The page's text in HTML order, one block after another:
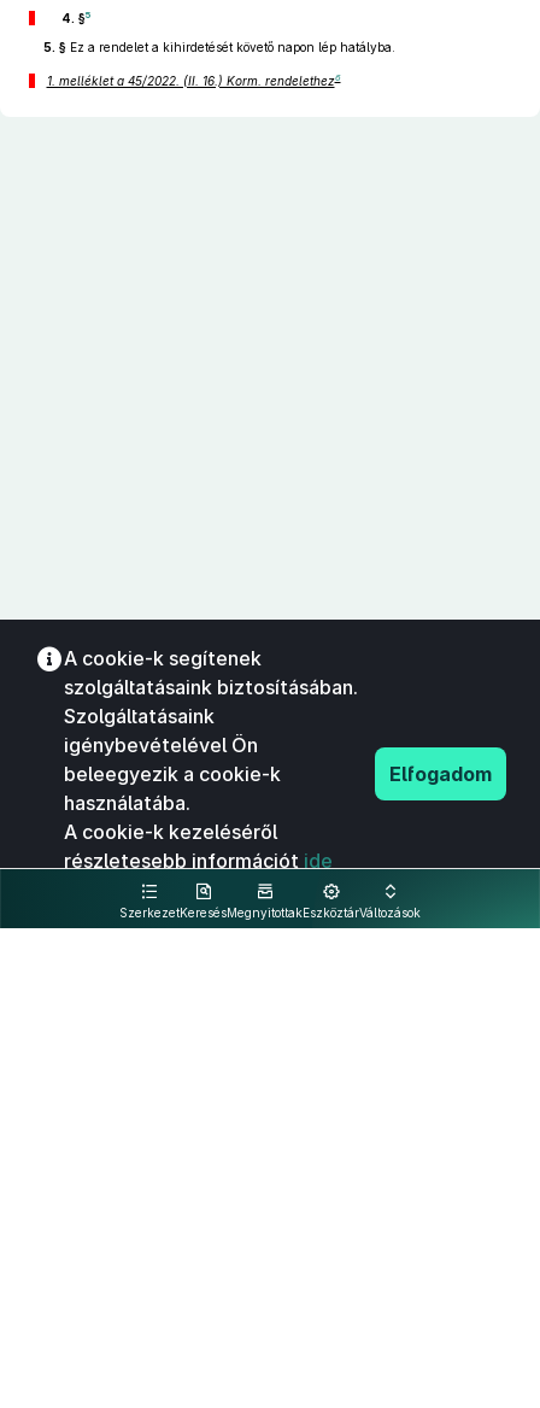
4. §5
5. § Ez a rendelet a kihirdetését követő napon lép hatályba.
1. melléklet a 45/2022. (II. 16.) Korm. rendelethez6
SzerkezetKeresésMegnyitottakEszköztárVáltozások
A cookie-k segítenek
szolgáltatásaink biztosításában.
Szolgáltatásaink
igénybevételével Ön
beleegyezik a cookie-k
használatába.
A cookie-k kezeléséről
részletesebb információt ide
kattintva olvashat.
Elfogadom